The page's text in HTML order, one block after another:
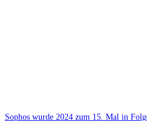
Sophos wurde 2024 zum 15. Mal in